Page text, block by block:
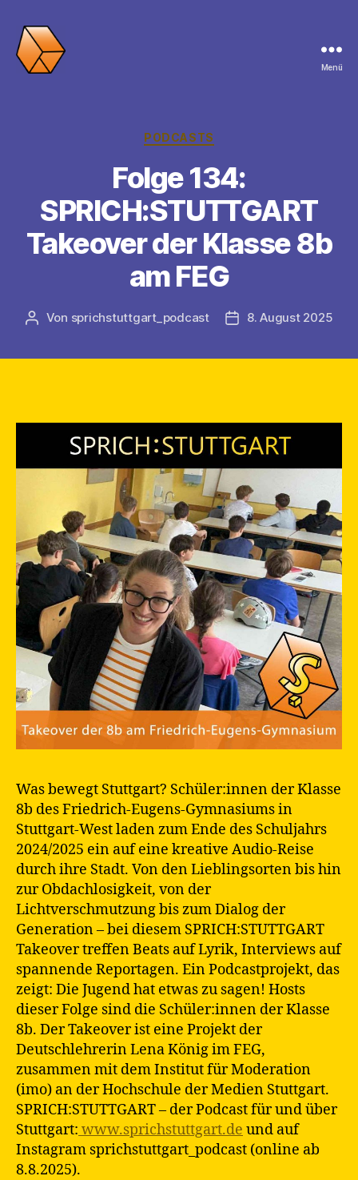
Menü
Kategorien
PODCASTS
Folge 134:
SPRICH:STUTTGART
Takeover der Klasse 8b
am FEG
Beitragsautor
Von sprichstuttgart_podcast 8. August 2025
Was bewegt Stuttgart? Schüler:innen der Klasse
8b des Friedrich-Eugens-Gymnasiums in
Stuttgart-West laden zum Ende des Schuljahrs
2024/2025 ein auf eine kreative Audio-Reise
durch ihre Stadt. Von den Lieblingsorten bis hin
zur Obdachlosigkeit, von der
Lichtverschmutzung bis zum Dialog der
Generation – bei diesem SPRICH:STUTTGART
Takeover treffen Beats auf Lyrik, Interviews auf
spannende Reportagen. Ein Podcastprojekt, das
zeigt: Die Jugend hat etwas zu sagen! Hosts
dieser Folge sind die Schüler:innen der Klasse
8b. Der Takeover ist eine Projekt der
Deutschlehrerin Lena König im FEG,
zusammen mit dem Institut für Moderation
(imo) an der Hochschule der Medien Stuttgart.
SPRICH:STUTTGART – der Podcast für und über
Stuttgart: ⁠⁠ www.sprichstuttgart.de⁠⁠ und auf
Instagram sprichstuttgart_podcast (online ab
8.8.2025).